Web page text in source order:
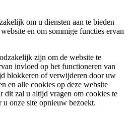
om u diensten aan te bieden
en om sommige functies ervan
zijn om de website te
invloed op het functioneren van
blokkeren of verwijderen door uw
en alle cookies op deze website
dit zal u altijd vragen om cookies te
u onze site opnieuw bezoekt.